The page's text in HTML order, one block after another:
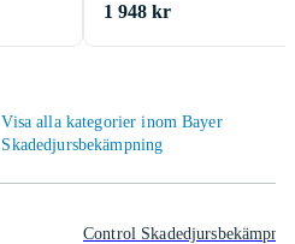
1 948 kr
Visa alla kategorier inom Bayer
Skadedjursbekämpning
Control